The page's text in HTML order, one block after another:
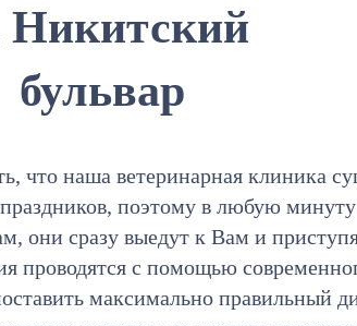
Никитский
бульвар
что наша ветеринарная клиника
поэтому в любую
они сразу выедут к Вам и
проводятся с помощью
максимально правильный